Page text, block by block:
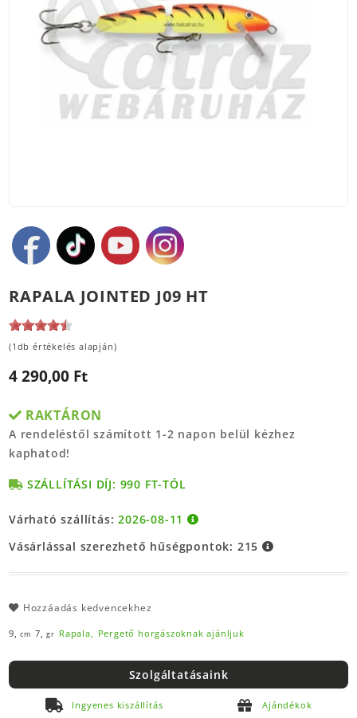
RAPALA JOINTED J09 HT
(1db értékelés alapján)
4 290,00 Ft
RAKTÁRON
A rendeléstől számított 1-2 napon belül kézhez
kaphatod!
SZÁLLÍTÁSI DÍJ: 990 FT-TÓL
Várható szállítás:2026-08-11
Vásárlással szerezhető hűségpontok: 215
Hozzáadás kedvencekhez
9,cm 7,gr Rapala, Pergető horgászoknak ajánljuk
Szolgáltatásaink
Ingyenes kiszállítás Ajándékok